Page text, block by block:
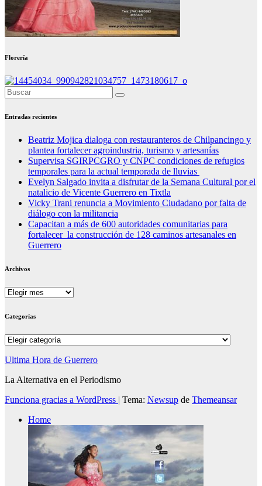
Florería
Entradas recientes
Beatriz Mojica dialoga con restauranteros de Chilpancingo y
plantea fortalecer agroindustria, turismo y artesanías
Supervisa SGIRPCGRO y CNPC condiciones de refugios
temporales para la actual temporada de lluvias
Evelyn Salgado invita a disfrutar de la Semana Cultural por el
natalicio de Vicente Guerrero en Tixtla
Vicky Trani renuncia a Movimiento Ciudadano por falta de
diálogo con la militancia
Capacitan a más de 600 autoridades comunitarias para
fortalecer la construcción de 128 caminos artesanales en
Guerrero
Archivos
Archivos
Categorías
Categorías
Ultima Hora de Guerrero
La Alternativa en el Periodismo
Funciona gracias a WordPress | Tema: Newsup de Themeansar
Home